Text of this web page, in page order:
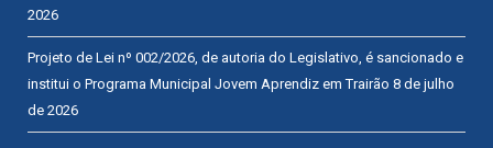
2026
Projeto de Lei nº 002/2026, de autoria do Legislativo, é sancionado e
institui o Programa Municipal Jovem Aprendiz em Trairão 8 de julho
de 2026